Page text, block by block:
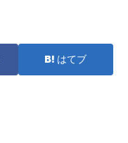
はてブ